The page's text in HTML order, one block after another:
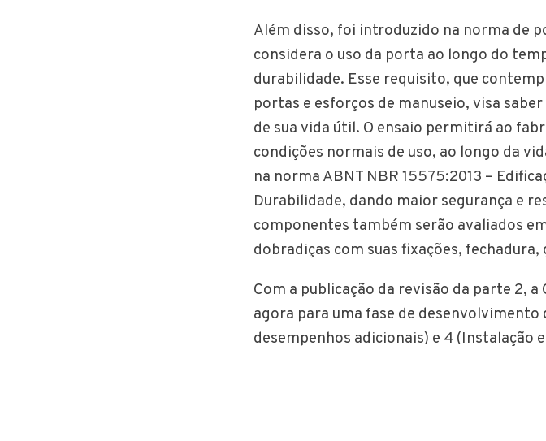
Além disso, foi introduzido na norma de
considera o uso da porta ao longo do
durabilidade. Esse requisito, que
portas e esforços de manuseio, visa
de sua vida útil. O ensaio permitirá ao
condições normais de uso, ao longo da
na norma ABNT NBR 15575:2013 –
Durabilidade, dando maior segurança e
componentes também serão avaliados
dobradiças com suas fixações,
Com a publicação da revisão da parte 2,
agora para uma fase de
desempenhos adicionais) e 4 (Instalação